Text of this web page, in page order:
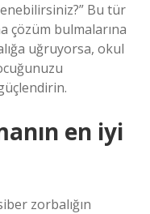
Bu tür
çözüm bulmalarına
uğruyorsa, okul
en iyi
zorbalığın